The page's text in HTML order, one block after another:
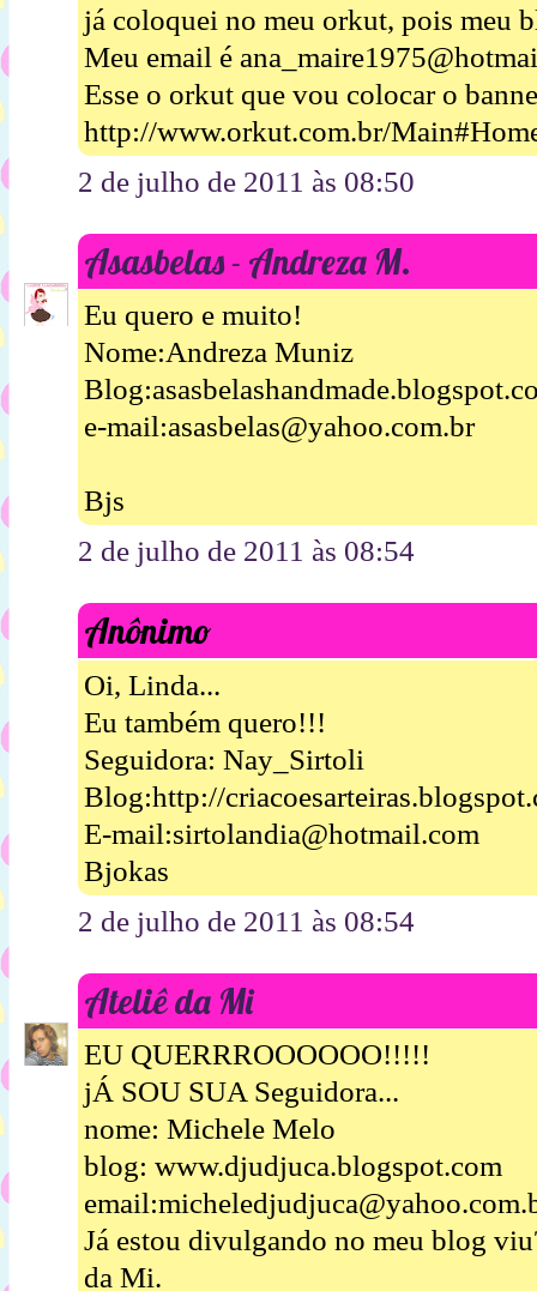
já coloquei no meu orkut, pois meu
Meu email é
Esse o orkut que vou colocar o
http://www.orkut.com.br/
2 de julho de 2011 às 08:50
Asasbelas - Andreza M.
Eu quero e muito!
Nome:Andreza Muniz
e-mail:asasbelas@yahoo.com.br
Bjs
2 de julho de 2011 às 08:54
Anônimo
Oi, Linda...
Eu também quero!!!
Seguidora: Nay_Sirtoli
Blog:http://
E-mail:sirtolandia@hotmail.com
Bjokas
2 de julho de 2011 às 08:54
Ateliê da Mi
EU QUERRROOOOOO!!!!!
jÁ SOU SUA Seguidora...
nome: Michele Melo
blog: www.djudjuca.blogspot.com
Já estou divulgando no meu blog
da Mi.